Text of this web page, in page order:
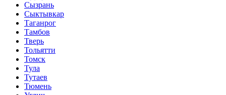
Сызрань
Сыктывкар
Таганрог
Тамбов
Тверь
Тольятти
Томск
Тула
Тутаев
Тюмень